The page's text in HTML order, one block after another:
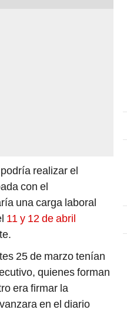
realizar el
con el
una carga laboral
11 y 12 de abril
25 de marzo tenían
quienes forman
era firmar la
en el diario